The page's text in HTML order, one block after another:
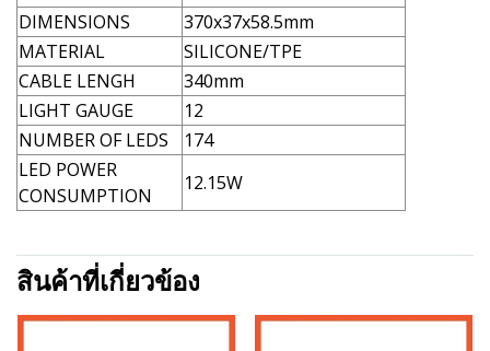
DIMENSIONS
370x37x58.5mm
MATERIAL
SILICONE/TPE
CABLE LENGH
340mm
LIGHT GAUGE
12
NUMBER OF LEDS
174
LED POWER
CONSUMPTION
12.15W
สินค้าที่เกี่ยวข้อง